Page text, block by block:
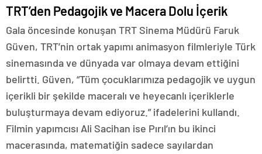
TRT’den Pedagojik ve Macera Dolu İçerik
Gala öncesinde konuşan TRT Sinema Müdürü Faruk
Güven, TRT’nin ortak yapımı animasyon filmleriyle Türk
sinemasında ve dünyada var olmaya devam ettiğini
belirtti. Güven, “Tüm çocuklarımıza pedagojik ve uygun
içerikli bir şekilde maceralı ve heyecanlı içeriklerle
buluşturmaya devam ediyoruz.” ifadelerini kullandı.
Filmin yapımcısı Ali Sacihan ise Pırıl’ın bu ikinci
macerasında, matematiğin sadece sayılardan